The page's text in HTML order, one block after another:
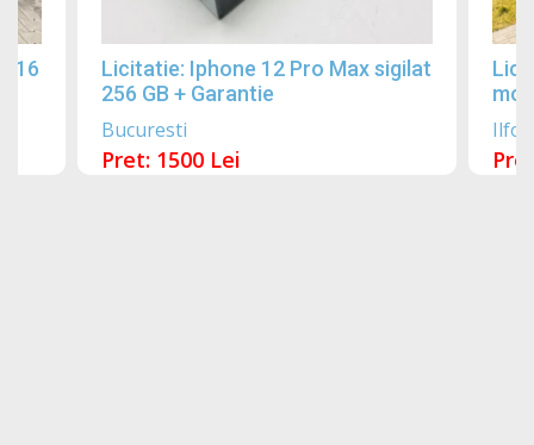
Licitatie: Iphone 12 Pro Max sigilat
256 GB + Garantie
Bucuresti
Pret: 1500 Lei
Ilfov